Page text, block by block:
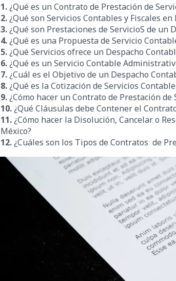
1.¿Qué es un Contrato de Prestación de
2.¿Qué son Servicios Contables y Fiscales en
3.¿Qué son Prestaciones de ServicioS de un
4.¿Qué es una Propuesta de Servicio
5.¿Qué Servicios ofrece un Despacho
6.¿Qué es un Servicio Contable
7.¿Cuál es el Objetivo de un Despacho
8.¿Qué es la Cotización de Servicios
9.¿Cómo hacer un Contrato de Prestación
10.¿Qué Cláusulas debe Contener el
11.¿Cómo hacer la Disolución, Cancelar o
México?
12.¿Cuáles son los Tipos de Contratos de